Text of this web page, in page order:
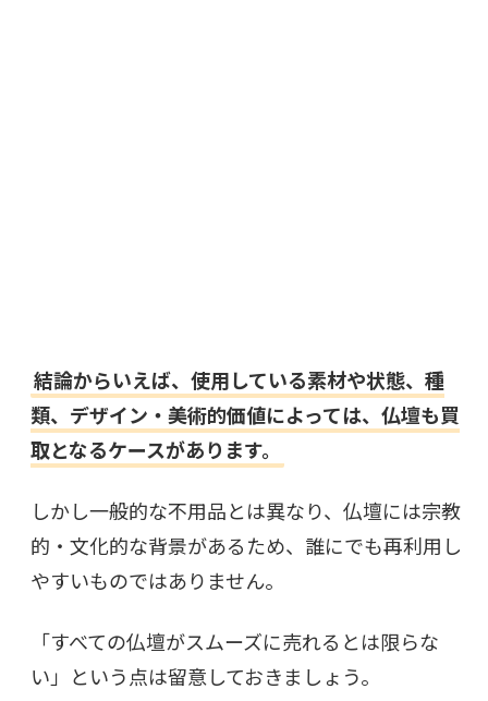
結論からいえば、使用している素材や状態、種
類、デザイン・美術的価値によっては、仏壇も買
取となるケースがあります。
しかし一般的な不用品とは異なり、仏壇には宗教
的・文化的な背景があるため、誰にでも再利用し
やすいものではありません。
「すべての仏壇がスムーズに売れるとは限らな
い」という点は留意しておきましょう。